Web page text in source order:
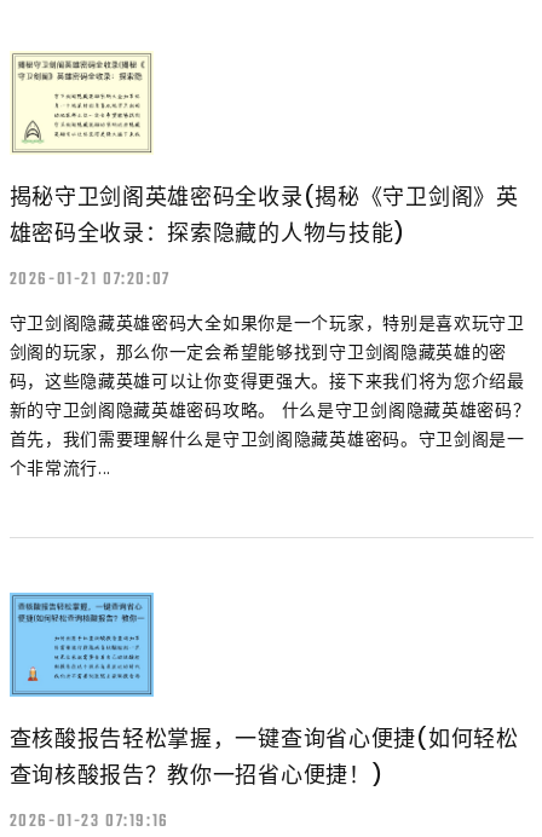
揭秘守卫剑阁英雄密码全收录(揭秘《守卫剑阁》英
雄密码全收录：探索隐藏的人物与技能)
2026-01-21 07:20:07
守卫剑阁隐藏英雄密码大全如果你是一个玩家，特别是喜欢玩守卫
剑阁的玩家，那么你一定会希望能够找到守卫剑阁隐藏英雄的密
码，这些隐藏英雄可以让你变得更强大。接下来我们将为您介绍最
新的守卫剑阁隐藏英雄密码攻略。 什么是守卫剑阁隐藏英雄密码？
首先，我们需要理解什么是守卫剑阁隐藏英雄密码。守卫剑阁是一
个非常流行...
查核酸报告轻松掌握，一键查询省心便捷(如何轻松
查询核酸报告？教你一招省心便捷！)
2026-01-23 07:19:16